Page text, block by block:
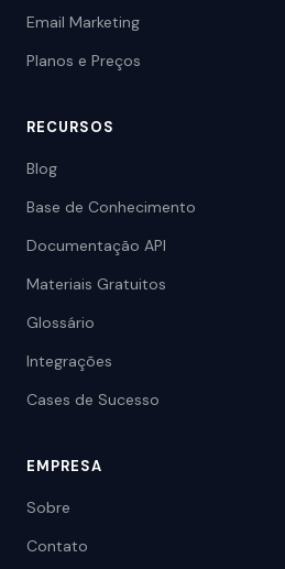
Email Marketing
Planos e Preços
RECURSOS
Blog
Base de Conhecimento
Documentação API
Materiais Gratuitos
Glossário
Integrações
Cases de Sucesso
EMPRESA
Sobre
Contato